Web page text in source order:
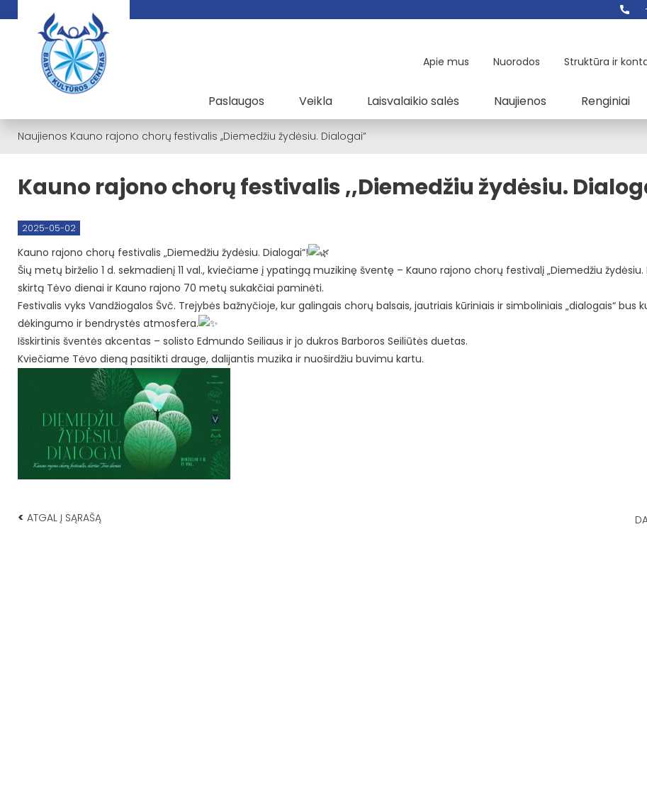
Apie mus Nuorodos Struktūra ir
Paslaugos Veikla Laisvalaikio salės Naujienos Renginiai
Naujienos Kauno rajono chorų festivalis ,,Diemedžiu žydėsiu. Dialogai”
Kauno rajono chorų festivalis ,,Diemedžiu žydėsiu.
2025-05-02
Kauno rajono chorų festivalis „Diemedžiu žydėsiu. Dialogai“!
Šių metų birželio 1 d. sekmadienį 11 val., kviečiame į ypatingą muzikinę šventę – Kauno rajono chorų festivalį „Diemedžiu žydėsiu.
skirtą Tėvo dienai ir Kauno rajono 70 metų sukakčiai paminėti.
Festivalis vyks Vandžiogalos Švč. Trejybės bažnyčioje, kur galingais chorų balsais, jautriais kūriniais ir simboliniais „dialogais“ bus
dėkingumo ir bendrystės atmosfera.
Išskirtinis šventės akcentas – solisto Edmundo Seiliaus ir jo dukros Barboros Seiliūtės duetas.
Kviečiame Tėvo dieną pasitikti drauge, dalijantis muzika ir nuoširdžiu buvimu kartu.
< ATGAL Į SĄRAŠĄ